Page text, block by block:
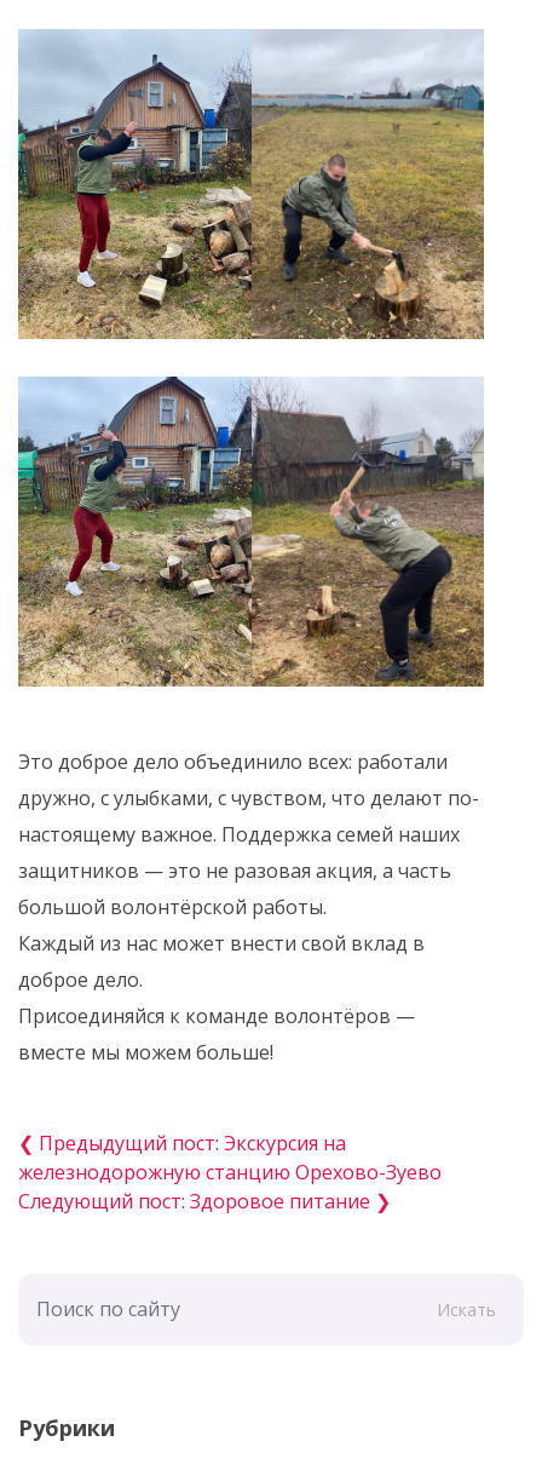
Это доброе дело объединило всех: работали
дружно, с улыбками, с чувством, что делают по-
настоящему важное. Поддержка семей наших
защитников — это не разовая акция, а часть
большой волонтёрской работы.
Каждый из нас может внести свой вклад в
доброе дело.
Присоединяйся к команде волонтёров —
вместе мы можем больше!
❮ Предыдущий пост: Экскурсия на
железнодорожную станцию Орехово-Зуево
Следующий пост: Здоровое питание ❯
Искать
Рубрики